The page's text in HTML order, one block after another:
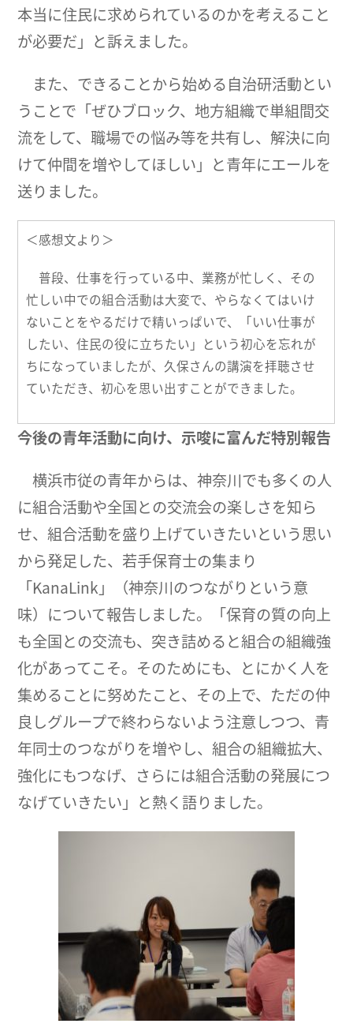
本当に住民に求められているのかを考えること
が必要だ」と訴えました。
また、できることから始める自治研活動とい
うことで「ぜひブロック、地方組織で単組間交
流をして、職場での悩み等を共有し、解決に向
けて仲間を増やしてほしい」と青年にエールを
送りました。
＜感想文より＞
普段、仕事を行っている中、業務が忙しく、その
忙しい中での組合活動は大変で、やらなくてはいけ
ないことをやるだけで精いっぱいで、「いい仕事が
したい、住民の役に立ちたい」という初心を忘れが
ちになっていましたが、久保さんの講演を拝聴させ
ていただき、初心を思い出すことができました。
今後の青年活動に向け、示唆に富んだ特別報告
横浜市従の青年からは、神奈川でも多くの人
に組合活動や全国との交流会の楽しさを知ら
せ、組合活動を盛り上げていきたいという思い
から発足した、若手保育士の集まり
「KanaLink」（神奈川のつながりという意
味）について報告しました。「保育の質の向上
も全国との交流も、突き詰めると組合の組織強
化があってこそ。そのためにも、とにかく人を
集めることに努めたこと、その上で、ただの仲
良しグループで終わらないよう注意しつつ、青
年同士のつながりを増やし、組合の組織拡大、
強化にもつなげ、さらには組合活動の発展につ
なげていきたい」と熱く語りました。